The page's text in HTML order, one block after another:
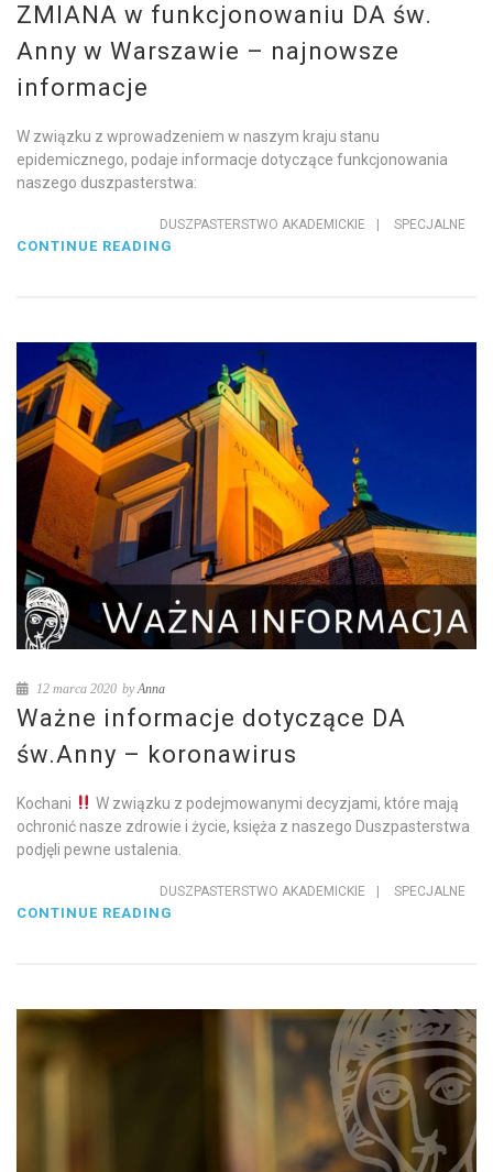
ZMIANA w funkcjonowaniu DA św.
Anny w Warszawie – najnowsze
informacje
W związku z wprowadzeniem w naszym kraju stanu
epidemicznego, podaje informacje dotyczące funkcjonowania
naszego duszpasterstwa:
DUSZPASTERSTWO AKADEMICKIE SPECJALNE
CONTINUE READING
12 marca 2020 byAnna
Ważne informacje dotyczące DA
św.Anny – koronawirus
Kochani
W związku z podejmowanymi decyzjami, które mają
ochronić nasze zdrowie i życie, księża z naszego Duszpasterstwa
podjęli pewne ustalenia.
DUSZPASTERSTWO AKADEMICKIE | SPECJALNE
CONTINUE READING